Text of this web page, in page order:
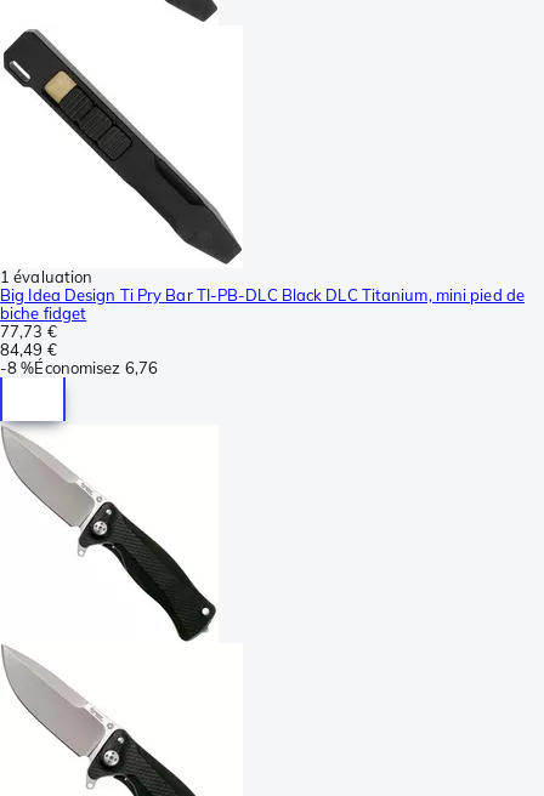
1 évaluation
Big Idea Design Ti Pry Bar TI-PB-DLC Black DLC Titanium, mini pied de
biche fidget
77,73 €
84,49 €
-8 %Économisez 6,76